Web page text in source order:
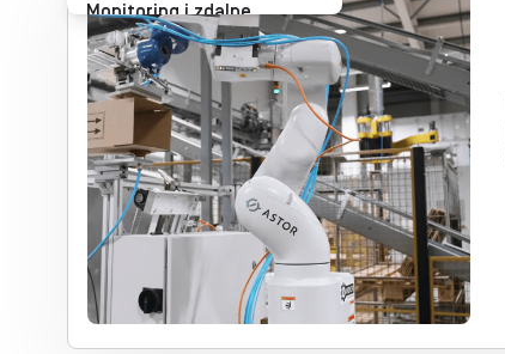
Monitoring i zdalne
sterowanie obiektami
rozproszonymi
Pick & place
Procesowe systemy
sterowania
Produkcja wsadowa